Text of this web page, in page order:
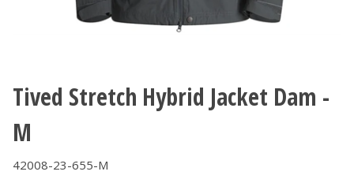
Tived Stretch Hybrid Jacket Dam -
M
42008-23-655-M